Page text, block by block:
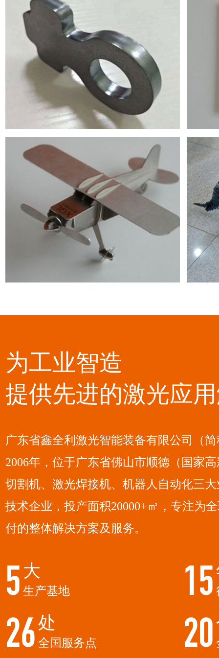
为工业智造
提供先进的激光应
广东省鑫全利激光智能装备有限公司（
2006年，位于广东省佛山市顺德（国家
切割机、激光焊接机、机器人自动化三
技术企业，投产面积20000+㎡，专注为
付的整体解决方案及服务。
5 大
生产基地 15
26处
全国服务点 20